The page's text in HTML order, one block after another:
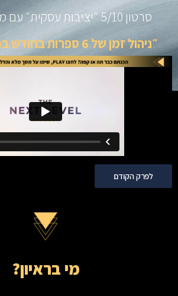
סרטון 5/10 ״יציבות עסקית״ עם מיה בן אפרים:
״ניהול זמן של 6 ספרות בחודש במשך 13 שנה״​
לפרק הקודם
מי בראיון?